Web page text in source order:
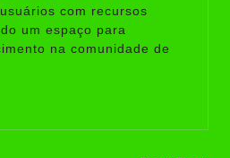
com recursos
um espaço para
na comunidade de